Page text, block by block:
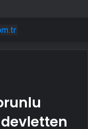
patır düşüyor